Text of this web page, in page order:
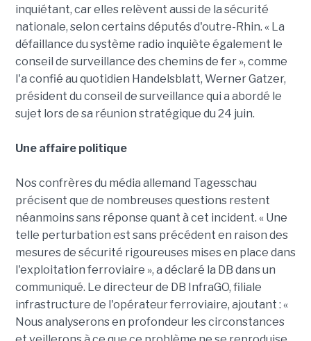
inquiétant, car elles relèvent aussi de la sécurité
nationale, selon certains députés d'outre-Rhin. « La
défaillance du système radio inquiète également le
conseil de surveillance des chemins de fer », comme
l'a confié au quotidien Handelsblatt, Werner Gatzer,
président du conseil de surveillance qui a abordé le
sujet lors de sa réunion stratégique du 24 juin.
Une affaire politique
Nos confrères du média allemand Tagesschau
précisent que de nombreuses questions restent
néanmoins sans réponse quant à cet incident. « Une
telle perturbation est sans précédent en raison des
mesures de sécurité rigoureuses mises en place dans
l'exploitation ferroviaire », a déclaré la DB dans un
communiqué. Le directeur de DB InfraGO, filiale
infrastructure de l'opérateur ferroviaire, ajoutant : «
Nous analyserons en profondeur les circonstances